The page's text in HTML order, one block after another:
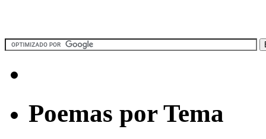
Poemas por Tema